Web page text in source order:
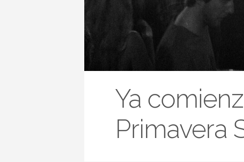
Ya
Primavera